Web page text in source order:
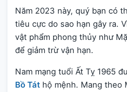
Năm 2023 này, quý bạn có
tiêu cực do sao hạn gây ra.
vật phẩm phong thủy như
để giảm trừ vận hạn.
Nam mạng tuổi Ất Tỵ 1965
Bồ Tát hộ mệnh. Mang theo